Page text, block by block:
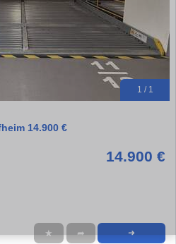
1 / 1
14.900 €
14.900 €
★ ➦ ➜